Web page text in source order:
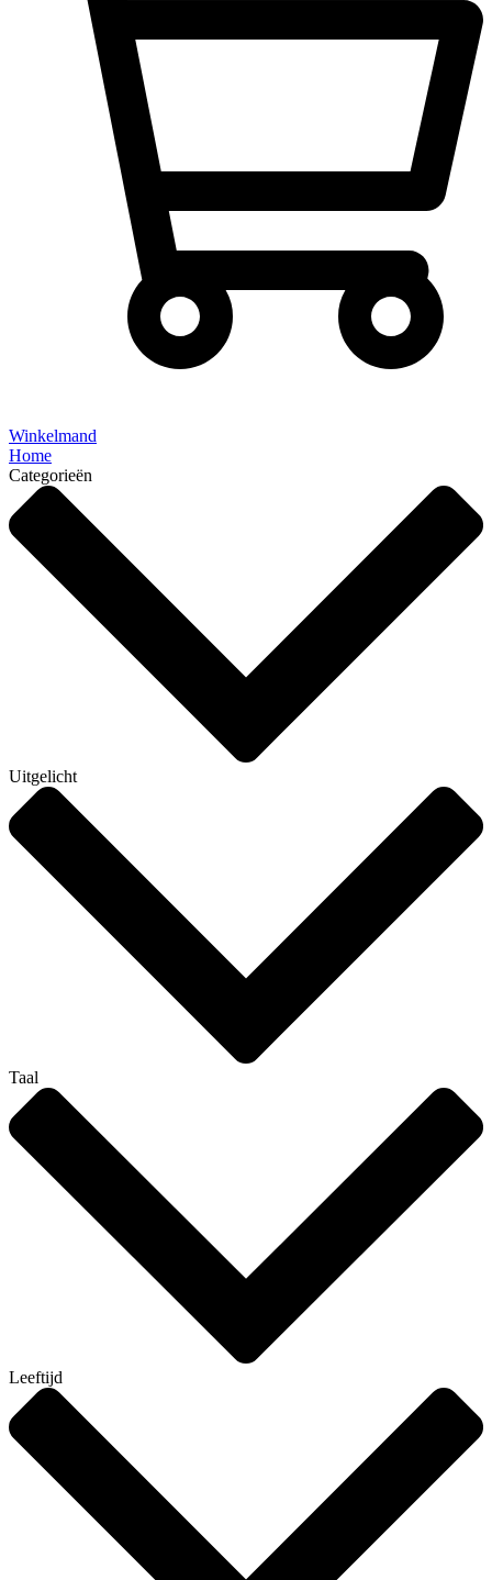
Winkelmand
Home
Categorieën
Uitgelicht
Taal
Leeftijd